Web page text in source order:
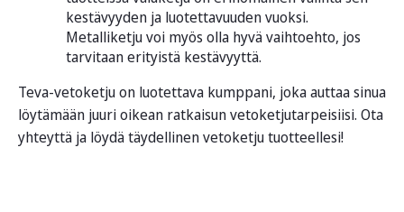
kestävyyden ja luotettavuuden vuoksi.
Metalliketju voi myös olla hyvä vaihtoehto, jos
tarvitaan erityistä kestävyyttä.
Teva-vetoketju on luotettava kumppani, joka auttaa sinua
löytämään juuri oikean ratkaisun vetoketjutarpeisiisi. Ota
yhteyttä ja löydä täydellinen vetoketju tuotteellesi!